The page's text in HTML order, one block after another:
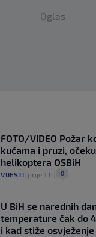
Oglas
FOTO/VIDEO Požar
kućama i pruzi,
helikoptera OSBiH
VIJESTI prije 1 h 0
U BiH se narednih
temperature čak do
i kad stiže osvježenje